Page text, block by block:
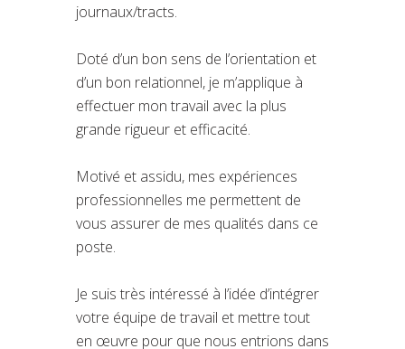
journaux/tracts.
Doté d’un bon sens de l’orientation et
d’un bon relationnel, je m’applique à
effectuer mon travail avec la plus
grande rigueur et efficacité.
Motivé et assidu, mes expériences
professionnelles me permettent de
vous assurer de mes qualités dans ce
poste.
Je suis très intéressé à l’idée d’intégrer
votre équipe de travail et mettre tout
en œuvre pour que nous entrions dans